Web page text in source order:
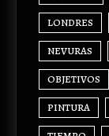
LONDRES
NEVURAS
OBJETIVOS
PINTURA